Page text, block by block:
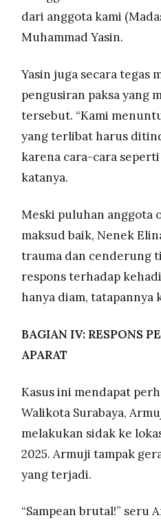
dari anggota kami
Muhammad Yasin.
Yasin juga secara tegas
pengusiran paksa yang
tersebut. “Kami
yang terlibat harus
karena cara-cara
katanya.
Meski puluhan anggota
maksud baik, Nenek
trauma dan cenderung
respons terhadap
hanya diam, tatapannya
BAGIAN IV: RESPONS
APARAT
Kasus ini mendapat
Walikota Surabaya,
melakukan sidak ke
2025. Armuji tampak
yang terjadi.
“Sampean brutal!” seru